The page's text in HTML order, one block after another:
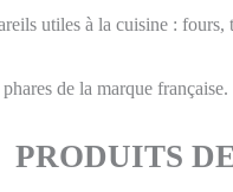
utiles à la cuisine :
de la marque française.
PRODUITS